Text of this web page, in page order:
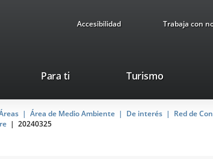
Accesibilidad Trabaja con
Para ti TurismoEste
se
abrirá
Área de Medio Ambiente De interés
Red de
20240325